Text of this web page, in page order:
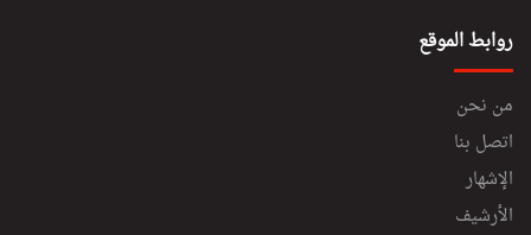
روابط الموقع
من نحن
اتصل بنا
الإشهار
الأرشيف